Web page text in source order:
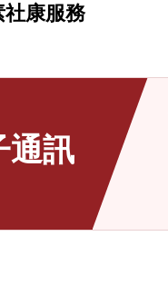
康服務
通訊